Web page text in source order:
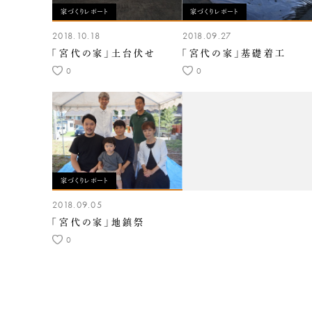
家づくりレポート
2018.10.18
「宮代の家」土台伏せ
0
家づくりレポート
2018.09.27
「宮代の家」基礎着工
0
家づくりレポート
2018.09.05
「宮代の家」地鎮祭
0